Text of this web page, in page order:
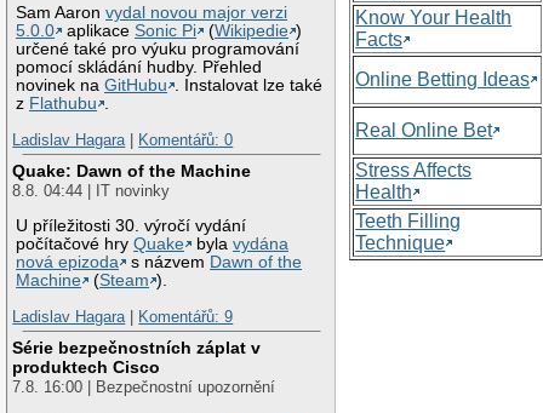
Sam Aaronvydal novou major verzi
5.0.0
aplikaceSonic Pi (Wikipedie )
určené také pro výuku programování
pomocí skládání hudby. Přehled
novinek naGitHubu . Instalovat lze také
z Flathubu .
Ladislav Hagara
Komentářů: 0
Quake: Dawn of the Machine
8.8. 04:44 | IT novinky
U příležitosti 30. výročí vydání
počítačové hryQuake bylavydána
nová epizoda
s názvem Dawn of the
Machine
(Steam ).
Ladislav Hagara
Komentářů: 9
Série bezpečnostních záplat v
produktech Cisco
7.8. 16:00 | Bezpečnostní upozornění
Know Your Health
Facts
Online Betting Ideas
Real Online Bet
Stress Affects
Health
Teeth Filling
Technique